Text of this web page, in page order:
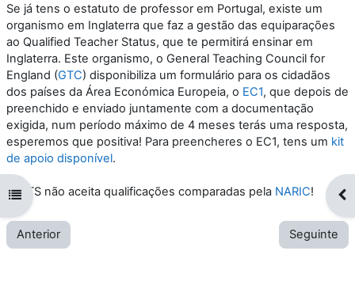
Abrir índice da disciplina
Se já tens o estatuto de professor em Portugal, existe um
organismo em Inglaterra que faz a gestão das equiparações
ao Qualified Teacher Status, que te permitirá ensinar em
Inglaterra. Este organismo, o General Teaching Council for
England (GTC) disponibiliza um formulário para os cidadãos
dos países da Área Económica Europeia, o EC1, que depois de
preenchido e enviado juntamente com a documentação
exigida, num período máximo de 4 meses terás uma resposta,
esperemos que positiva! Para preencheres o EC1, tens um kit
de apoio disponível.
O QTS não aceita qualificações comparadas pela NARIC!
Anterior Seguinte